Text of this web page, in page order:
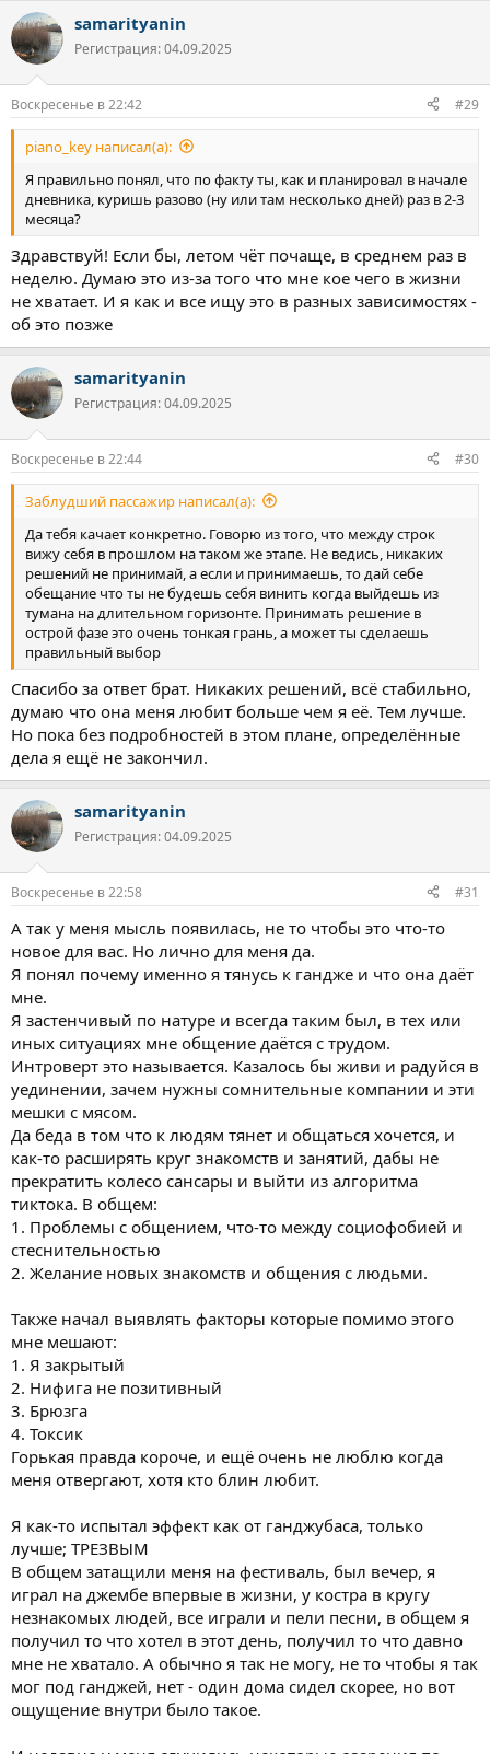
сексуального характера
В общем в таких думках три дня, в такие дни точно нельзя
принимать никаких решений
Потом в ночь кануна Ивана-Купала страдал бессонницей до 4х
утра, мерещилась всякая потусторонняя срань,
я понял что не боюсь ничего, и с Божьей помощью уснул.
Идиотские мысли из 4х пунктов в принципе сошли на нет, я их
себе не приписываю по большому счёту.
А сейчас наступило время осознания что со мной происходит.
На данный момент испытываю просто сильнейшую тягу и всё
чем я занимался до этого на трезвую с удовольствием радости
особо не приносит.
Испытываю вот всякие странные идеи -
1. Записаться на ораторские курсы, чтобы научиться заводить
друзей (всегда были проблемы с общением)
2. Замутить отпуск в Гоа на зиму, что с моими наклонностями
пожалуй идея плохая
жмыхнуть и ни о чём не думать.
Спасаюсь только тем что составил таки себе план развития до
осени по работе, здоровью и так сказать душевному
наполнению жизни.
Единственное что полезного вынес и сеанса отравления - это
идея с ораторскими курсами, ну и может ещё чаще на улице
стал гулять.
Но кажется весь кайф одного дня не стоит того что я
испытывал потом.
Либо дело в том, что не вовремя полез я к марьиванне, и
нужно было разрешить свои сомнения по поводу свадьбы. В
общем всё то что заталкивал в шкаф, вывалилось на меня, и
теперь приходится как-то с этим разбираться.
В обычной ситуации я бы просто ушёл в марафон и забил бы
дальше, и это был только единоразовый эпизод. Представляю
что происходит когда выходишь после месяца а то и года.
к
ц
и
samarityanin
Регистрация: 04.09.2025
Воскресенье в 22:42 #29
piano_key написал(а):
Я правильно понял, что по факту ты, как и планировал в начале
дневника, куришь разово (ну или там несколько дней) раз в 2-3
месяца?
Здравствуй! Если бы, летом чёт почаще, в среднем раз в
неделю. Думаю это из-за того что мне кое чего в жизни
не хватает. И я как и все ищу это в разных зависимостях -
об это позже
samarityanin
Регистрация: 04.09.2025
Воскресенье в 22:44 #30
Заблудший пассажир написал(а):
Да тебя качает конкретно. Говорю из того, что между строк
вижу себя в прошлом на таком же этапе. Не ведись, никаких
решений не принимай, а если и принимаешь, то дай себе
обещание что ты не будешь себя винить когда выйдешь из
тумана на длительном горизонте. Принимать решение в
острой фазе это очень тонкая грань, а может ты сделаешь
правильный выбор
Спасибо за ответ брат. Никаких решений, всё стабильно,
думаю что она меня любит больше чем я её. Тем лучше.
Но пока без подробностей в этом плане, определённые
дела я ещё не закончил.
samarityanin
Регистрация: 04.09.2025
Воскресенье в 22:58 #31
А так у меня мысль появилась, не то чтобы это что-то
новое для вас. Но лично для меня да.
Я понял почему именно я тянусь к гандже и что она даёт
мне.
Я застенчивый по натуре и всегда таким был, в тех или
иных ситуациях мне общение даётся с трудом.
Интроверт это называется. Казалось бы живи и радуйся в
уединении, зачем нужны сомнительные компании и эти
мешки с мясом.
Да беда в том что к людям тянет и общаться хочется, и
как-то расширять круг знакомств и занятий, дабы не
прекратить колесо сансары и выйти из алгоритма
тиктока. В общем:
1. Проблемы с общением, что-то между социофобией и
стеснительностью
2. Желание новых знакомств и общения с людьми.
Также начал выявлять факторы которые помимо этого
мне мешают:
1. Я закрытый
2. Нифига не позитивный
3. Брюзга
4. Токсик
Горькая правда короче, и ещё очень не люблю когда
меня отвергают, хотя кто блин любит.
Я как-то испытал эффект как от ганджубаса, только
лучше; ТРЕЗВЫМ
В общем затащили меня на фестиваль, был вечер, я
играл на джембе впервые в жизни, у костра в кругу
незнакомых людей, все играли и пели песни, в общем я
получил то что хотел в этот день, получил то что давно
мне не хватало. А обычно я так не могу, не то чтобы я так
мог под ганджей, нет - один дома сидел скорее, но вот
ощущение внутри было такое.